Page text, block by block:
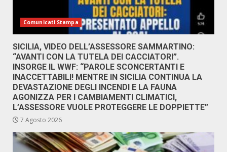
Comunicati Stampa
SICILIA, VIDEO DELL’ASSESSORE SAMMARTINO:
“AVANTI CON LA TUTELA DEI CACCIATORI”.
INSORGE IL WWF: “PAROLE SCONCERTANTI E
INACCETTABILI! MENTRE IN SICILIA CONTINUA LA
DEVASTAZIONE DEGLI INCENDI E LA FAUNA
AGONIZZA PER I CAMBIAMENTI CLIMATICI,
L’ASSESSORE VUOLE PROTEGGERE LE DOPPIETTE”
7 Agosto 2026